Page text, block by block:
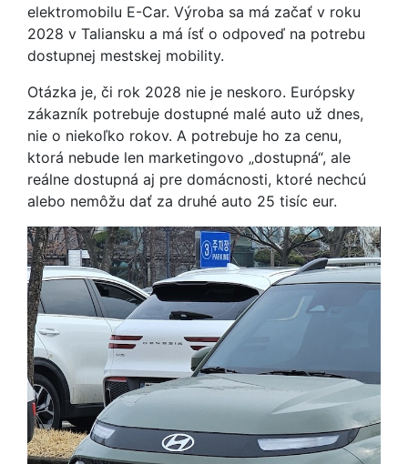
elektromobilu E-Car. Výroba sa má začať v roku
2028 v Taliansku a má ísť o odpoveď na potrebu
dostupnej mestskej mobility.
Otázka je, či rok 2028 nie je neskoro. Európsky
zákazník potrebuje dostupné malé auto už dnes,
nie o niekoľko rokov. A potrebuje ho za cenu,
ktorá nebude len marketingovo „dostupná“, ale
reálne dostupná aj pre domácnosti, ktoré nechcú
alebo nemôžu dať za druhé auto 25 tisíc eur.